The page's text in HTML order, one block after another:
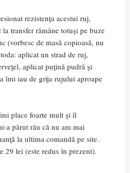
rezistenţa acestui ruj,
transfer rămâne totuşi pe buze
(vorbesc de masă copioasă, nu
aplicat un strad de ruj,
aplicat puţină pudră şi
îmi iau de grija rujului aproape
place foarte mult şi îl
a părut rău că nu am mai
la ultima comandă pe site.
29 lei (este redus în prezent).